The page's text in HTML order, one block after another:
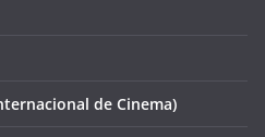
de Cinema)